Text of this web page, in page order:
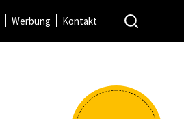
Werbung Kontakt